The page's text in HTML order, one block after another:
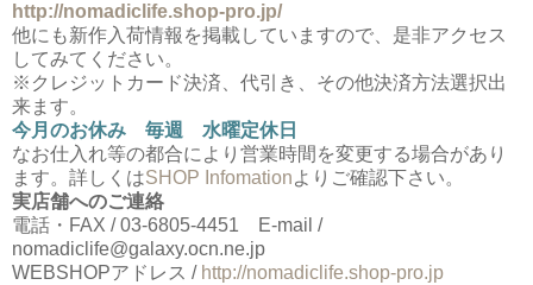
http://nomadiclife.shop-pro.jp/
他にも新作入荷情報を掲載していますので、是非アクセス
してみてください。
※クレジットカード決済、代引き、その他決済方法選択出
来ます。
今月のお休み 毎週 水曜定休日
なお仕入れ等の都合により営業時間を変更する場合があり
ます。詳しくはSHOP Infomationよりご確認下さい。
実店舗へのご連絡
電話・FAX / 03-6805-4451 E-mail /
nomadiclife@galaxy.ocn.ne.jp
WEBSHOPアドレス / http://nomadiclife.shop-pro.jp